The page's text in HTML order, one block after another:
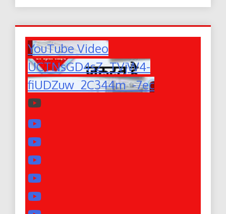
YouTube Video
UCTNsGD4sZ_TVjW4-
fiUDZuw_2C344m_-7ec